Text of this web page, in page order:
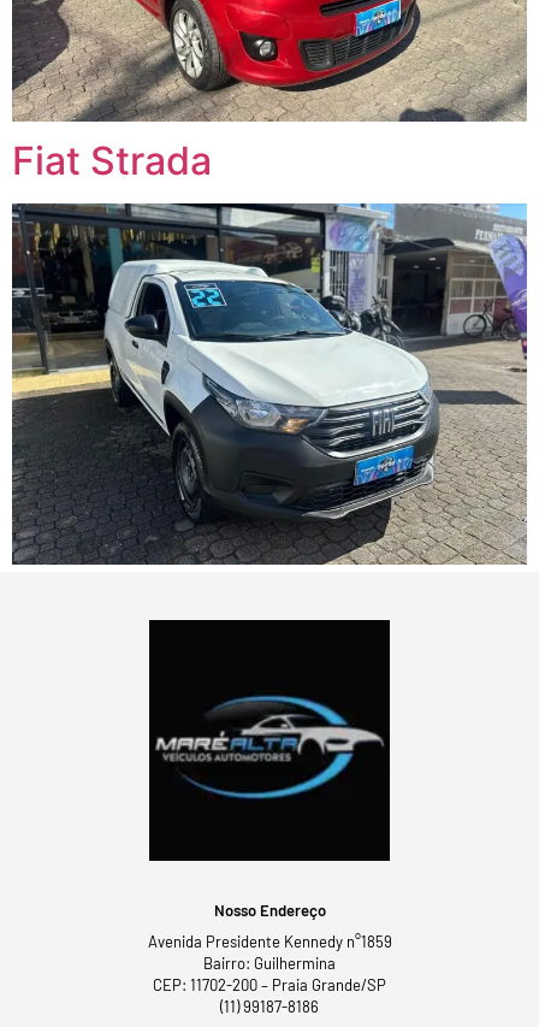
Fiat Strada
Nosso Endereço
Avenida Presidente Kennedy n°1859
Bairro: Guilhermina
CEP: 11702-200 – Praia Grande/SP
(11) 99187-8186